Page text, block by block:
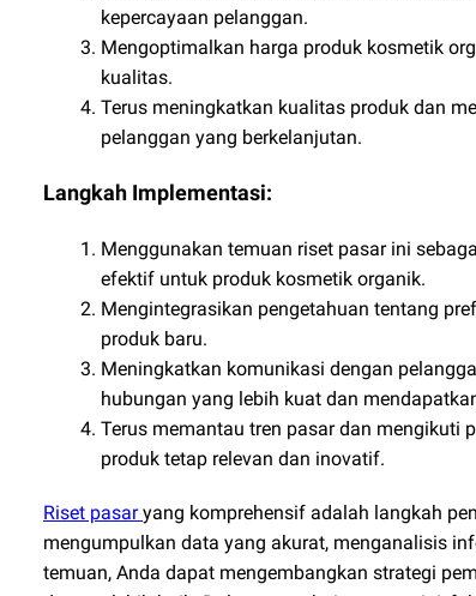
kepercayaan pelanggan.
Mengoptimalkan harga produk kosmetik
kualitas.
Terus meningkatkan kualitas produk dan
pelanggan yang berkelanjutan.
Langkah Implementasi:
Menggunakan temuan riset pasar ini
efektif untuk produk kosmetik organik.
Mengintegrasikan pengetahuan tentang
produk baru.
Meningkatkan komunikasi dengan
hubungan yang lebih kuat dan
Terus memantau tren pasar dan mengikuti
produk tetap relevan dan inovatif.
Riset pasaryang komprehensif adalah langkah
mengumpulkan data yang akurat, menganalisis
temuan, Anda dapat mengembangkan strategi